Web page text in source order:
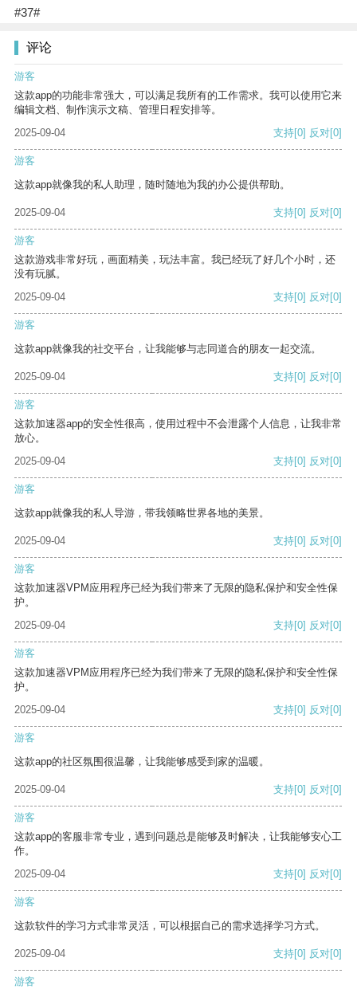
#37#
评论
游客
这款app的功能非常强大，可以满足我所有的工作需求。我可以使用它来
编辑文档、制作演示文稿、管理日程安排等。
2025-09-04
支持[0] 反对[0]
游客
这款app就像我的私人助理，随时随地为我的办公提供帮助。
2025-09-04 支持[0] 反对[0]
游客
这款游戏非常好玩，画面精美，玩法丰富。我已经玩了好几个小时，还
没有玩腻。
2025-09-04
支持[0] 反对[0]
游客
这款app就像我的社交平台，让我能够与志同道合的朋友一起交流。
2025-09-04 支持[0] 反对[0]
游客
这款加速器app的安全性很高，使用过程中不会泄露个人信息，让我非常
放心。
2025-09-04
支持[0] 反对[0]
游客
这款app就像我的私人导游，带我领略世界各地的美景。
2025-09-04 支持[0] 反对[0]
游客
这款加速器VPM应用程序已经为我们带来了无限的隐私保护和安全性保
护。
2025-09-04
支持[0] 反对[0]
游客
这款加速器VPM应用程序已经为我们带来了无限的隐私保护和安全性保
护。
2025-09-04
支持[0] 反对[0]
游客
这款app的社区氛围很温馨，让我能够感受到家的温暖。
2025-09-04 支持[0] 反对[0]
游客
这款app的客服非常专业，遇到问题总是能够及时解决，让我能够安心工
作。
2025-09-04
支持[0] 反对[0]
游客
这款软件的学习方式非常灵活，可以根据自己的需求选择学习方式。
2025-09-04 支持[0] 反对[0]
游客